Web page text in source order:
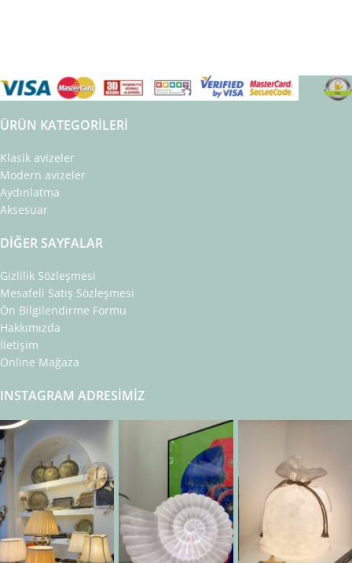
ÜRÜN KATEGORILERI
Klasik avizeler
Modern avizeler
Aydınlatma
Aksesuar
DIĞER SAYFALAR
Gizlilik Sözleşmesi
Mesafeli Satış Sözleşmesi
Ön Bilgilendirme Formu
Hakkımızda
İletişim
Online Mağaza
INSTAGRAM ADRESIMIZ